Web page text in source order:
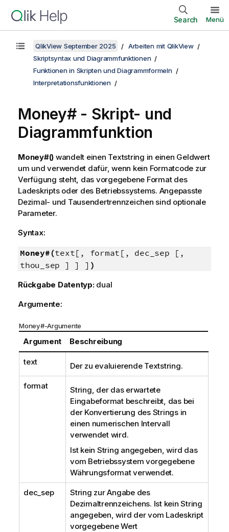
Search Menü
QlikView September 2025
Arbeiten mit QlikView
Skriptsyntax und Diagrammfunktionen
Funktionen in Skripten und Diagrammformeln
Interpretationsfunktionen
Money# - Skript- und
Diagrammfunktion
Money#() wandelt einen Textstring in einen Geldwert
um und verwendet dafür, wenn kein Formatcode zur
Verfügung steht, das vorgegebene Format des
Ladeskripts oder des Betriebssystems. Angepasste
Dezimal- und Tausendertrennzeichen sind optionale
Parameter.
Syntax:
Money#(text[, format[, dec_sep [,
thou_sep ] ] ] )
Rückgabe Datentyp: dual
Argumente:
Money#-Argumente
Argument Beschreibung
text Der zu evaluierende Textstring.
format
String, der das erwartete
Eingabeformat beschreibt, das bei
der Konvertierung des Strings in
einen numerischen Intervall
verwendet wird.
Ist kein String angegeben, wird das
vom Betriebssystem vorgegebene
Währungsformat verwendet.
dec_sep
String zur Angabe des
Dezimaltrennzeichens. Ist kein String
angegeben, wird der vom Ladeskript
vorgegebene Wert